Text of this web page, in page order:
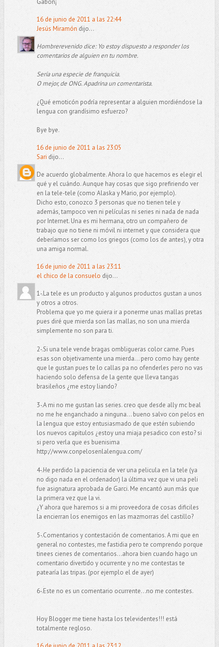
Gabon¡
16 de junio de 2011 a las 22:44
Jesús Miramón dijo...
Hombrerevenido dice: Yo estoy dispuesto a responder los
comentarios de alguien en tu nombre.
Sería una especie de franquicia.
O mejor, de ONG. Apadrina un comentarista.
¿Qué emoticón podría representar a alguien mordiéndose la
lengua con grandísimo esfuerzo?
Bye bye.
16 de junio de 2011 a las 23:05
Sari dijo...
De acuerdo globalmente. Ahora lo que hacemos es elegir el
qué y el cuándo. Aunque hay cosas que sigo prefiriendo ver
en la tele-tele (como Alaska y Mario, por ejemplo).
Dicho esto, conozco 3 personas que no tienen tele y
además, tampoco ven ni películas ni series ni nada de nada
por Internet. Una es mi hermana, otro un compañero de
trabajo que no tiene ni móvil ni internet y que considera que
deberíamos ser como los griegos (como los de antes), y otra
una amiga normal.
16 de junio de 2011 a las 23:11
el chico de la consuelo dijo...
1-.La tele es un producto y algunos productos gustan a unos
y otros a otros.
Problema que yo me quiera ir a ponerme unas mallas pretas
pues diré que mierda son las mallas, no son una mierda
simplemente no son para ti.
2-.Si una tele vende bragas ombligueras color carne. Pues
esas son objetivamente una mierda... pero como hay gente
que le gustan pues te lo callas pa no ofenderles pero no vas
haciendo solo defensa de la gente que lleva tangas
brasileños ¿me estoy liando?
3-.A mi no me gustan las series. creo que desde ally mc beal
no me he enganchado a ninguna... bueno salvo con pelos en
la lengua que estoy entusiasmado de que estén subiendo
los nuevos capitulos ¿estoy una miaja pesadico con esto? si
si pero verla que es buenisima
http://www.conpelosenlalengua.com/
4-.He perdido la paciencia de ver una pelicula en la tele (ya
no digo nada en el ordenador) la última vez que vi una peli
fue asignatura aprobada de Garci. Me encantó aun más que
la primera vez que la vi.
¿Y ahora que haremos si a mi proveedora de cosas dificiles
la encierran los enemigos en las mazmorras del castillo?
5-.Comentarios y contestación de comentarios. A mi que en
general no contestes, me fastidia pero te comprendo porque
tinees cienes de comentarios...ahora bien cuando hago un
comentario divertido y ocurrente y no me contestas te
patearía las tripas. (por ejemplo el de ayer)
6-.Este no es un comentario ocurrente...no me contestes.
Hoy Blogger me tiene hasta los televidentes!!! está
totalmente regloso.